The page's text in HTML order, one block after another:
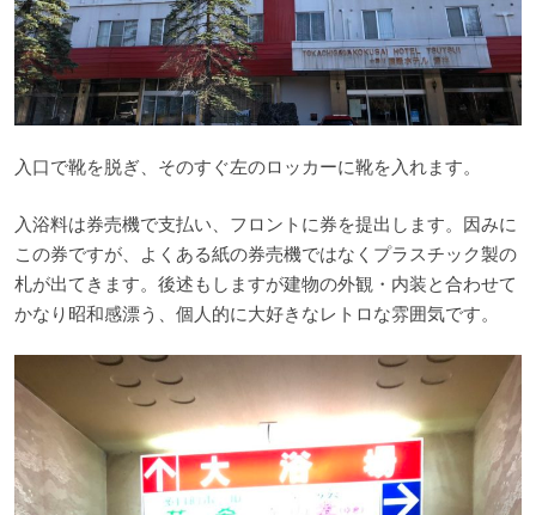
入口で靴を脱ぎ、そのすぐ左のロッカーに靴を入れます。
入浴料は券売機で支払い、フロントに券を提出します。因みに
この券ですが、よくある紙の券売機ではなくプラスチック製の
札が出てきます。後述もしますが建物の外観・内装と合わせて
かなり昭和感漂う、個人的に大好きなレトロな雰囲気です。